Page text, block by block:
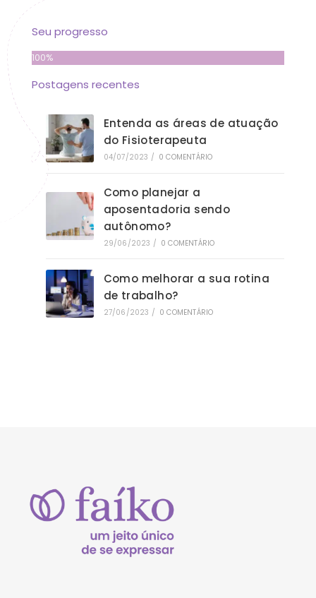
Seu progresso
100%
Postagens recentes
Entenda as áreas de atuação
do Fisioterapeuta
04/07/2023 / 0 COMENTÁRIO
Como planejar a
aposentadoria sendo
autônomo?
29/06/2023 / 0 COMENTÁRIO
Como melhorar a sua rotina
de trabalho?
27/06/2023 / 0 COMENTÁRIO